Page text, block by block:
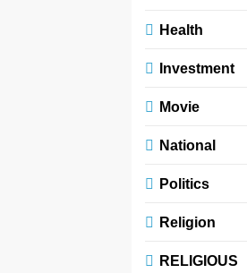
Health
Investment
Movie
National
Politics
Religion
RELIGIOUS